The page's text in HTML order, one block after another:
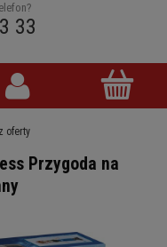
33
oferty
Przygoda na